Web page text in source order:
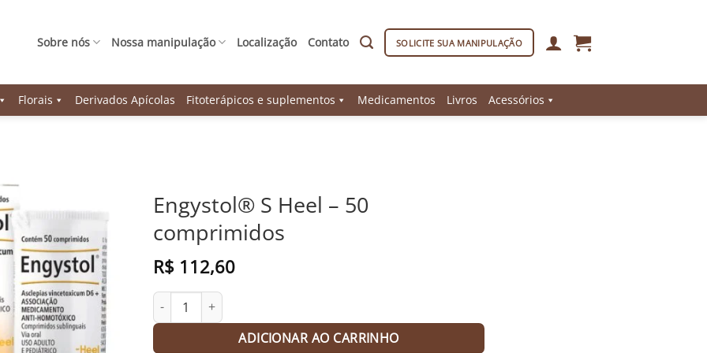
Sobre nós Nossa manipulação Localização Contato SOLICITE SUA MANIPULAÇÃO
Florais Derivados Apícolas Fitoterápicos e suplementos Medicamentos Livros Acessórios
Engystol® S Heel – 50
comprimidos
R$ 112,60
Engystol® S Heel - 50 comprimidos quantidade
ADICIONAR AO CARRINHO